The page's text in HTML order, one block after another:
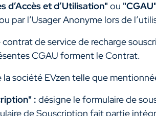
d’Accès et d’Utilisation" ou
par l’Usager Anonyme lors de
de service de recharge
CGAU forment le Contrat.
la société EVzen telle que
: désigne le formulaire de
de Souscription fait partie